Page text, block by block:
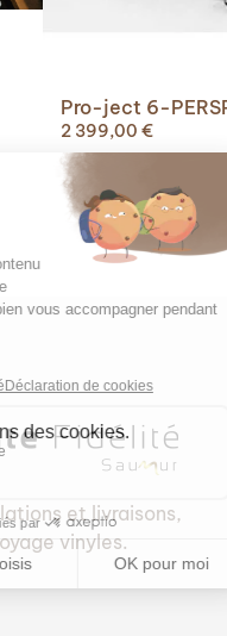
Pro-ject 6-
2 399,00 €
et livraisons,
vinyles.